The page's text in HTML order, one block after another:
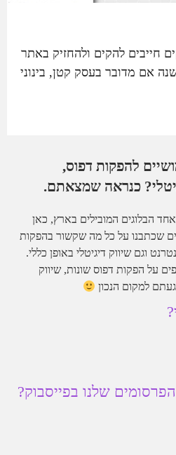
חייבים להקים ולהחזיק באתר
אם מדובר בעסק קטן, בינוני
להפקות דפוס,
כנראה שמצאתם.
הבלוגים המובילים בארץ, כאן
שכתבנו על כל מה שקשור בהפקות
וגם שיווק דיגיטלי באופן כללי.
על הפקות דפוס שונות, שיווק
למקום הנכון
שלנו בפייסבוק?